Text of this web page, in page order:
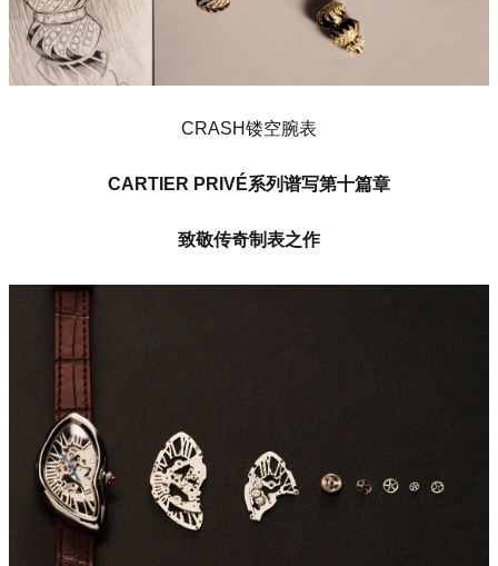
CRASH镂空腕表
CARTIER PRIVÉ系列谱写第十篇章
致敬传奇制表之作